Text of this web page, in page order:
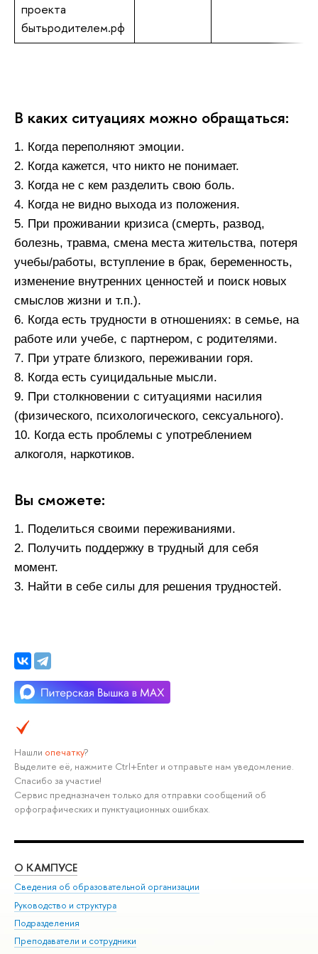
проекта
бытьродителем.рф
В каких ситуациях можно обращаться:
1. Когда переполняют эмоции.
2. Когда кажется, что никто не понимает.
3. Когда не с кем разделить свою боль.
4. Когда не видно выхода из положения.
5. При проживании кризиса (смерть, развод,
болезнь, травма, смена места жительства, потеря
учебы/работы, вступление в брак, беременность,
изменение внутренних ценностей и поиск новых
смыслов жизни и т.п.).
6. Когда есть трудности в отношениях: в семье, на
работе или учебе, с партнером, с родителями.
7. При утрате близкого, переживании горя.
8. Когда есть суицидальные мысли.
9. При столкновении с ситуациями насилия
(физического, психологического, сексуального).
10. Когда есть проблемы с употреблением
алкоголя, наркотиков.
Вы сможете:
1. Поделиться своими переживаниями.
2. Получить поддержку в трудный для себя
момент.
3. Найти в себе силы для решения трудностей.
Нашли опечатку?
Выделите её, нажмите Ctrl+Enter и отправьте нам уведомление.
Спасибо за участие!
Сервис предназначен только для отправки сообщений об
орфографических и пунктуационных ошибках.
О КАМПУСЕ
Сведения об образовательной организации
Руководство и структура
Подразделения
Преподаватели и сотрудники